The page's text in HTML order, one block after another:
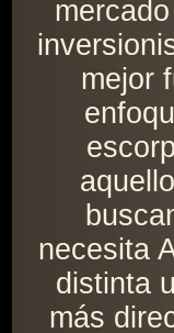
mejor
necesita
distinta
más